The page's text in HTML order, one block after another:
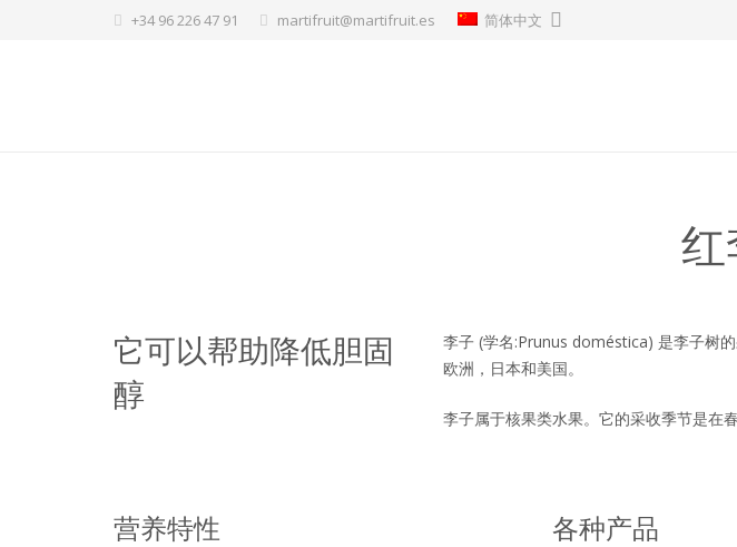
+34 96 226 47 91 martifruit@martifruit.es 简体中文
它可以帮助降低胆固
醇
李子 (学名:Prunus doméstica) 是李子树
欧洲，日本和美国。
李子属于核果类水果。它的采收季节是在
营养特性 各种产品